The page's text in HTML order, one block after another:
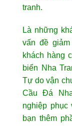
tranh.
Là những
vấn đề
khách hàng
biển Nha
Tự do vận
Cầu Đá
nghiệp phục
bạn thêm